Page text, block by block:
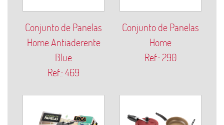
Conjunto de Panelas
Home Antiaderente
Blue
Ref.: 469
Conjunto de Panelas
Home
Ref.: 290